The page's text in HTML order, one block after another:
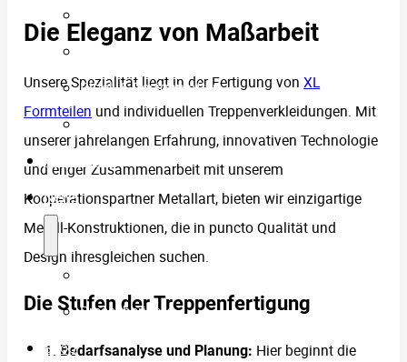
Handläufe
Riffel- & Designplatten
Einblicke in die Fertigung
Referenzen
News
Presseberichte
Shop
Die Eleganz von Maßarbeit
Unsere Spezialität liegt in der Fertigung vonXL
Formteilen und individuellen Treppenverkleidungen. Mit
unserer jahrelangen Erfahrung, innovativen Technologie
und enger Zusammenarbeit mit unserem
Kooperationspartner Metallart, bieten wir einzigartige
Metall-Konstruktionen, die in puncto Qualität und
Design ihresgleichen suchen.
Die Stufen der Treppenfertigung
Bedarfsanalyse und Planung: Hier beginnt die